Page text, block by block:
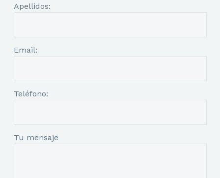
Apellidos:
Email:
Teléfono:
Tu mensaje